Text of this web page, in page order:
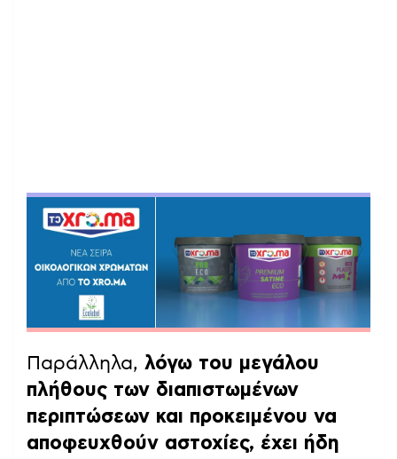
Παράλληλα, λόγω του μεγάλου
πλήθους των διαπιστωμένων
περιπτώσεων και προκειμένου να
αποφευχθούν αστοχίες, έχει ήδη